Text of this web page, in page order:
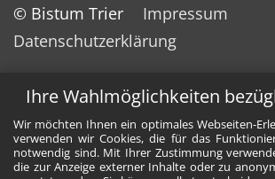
Ihre Wahlmöglichkeiten
Wir möchten Ihnen ein optimales Webseiten-
verwenden wir Cookies, die für das
notwendig sind. Mit Ihrer Zustimmung
die zur Anzeige externer Inhalte oder zu
© Bistum Trier
Impressum
Datenschutzerklärung